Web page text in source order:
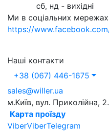
сб, нд - вихідні
Ми в соціальних
https://
Наші контакти
+38 (067) 446-1675
sales@willer.ua
м.Київ, вул. Приколійна, 2.
Карта проїзду
ViberViberTelegram